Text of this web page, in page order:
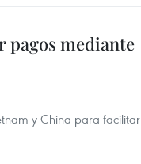
pagos mediante
y China para facilitar